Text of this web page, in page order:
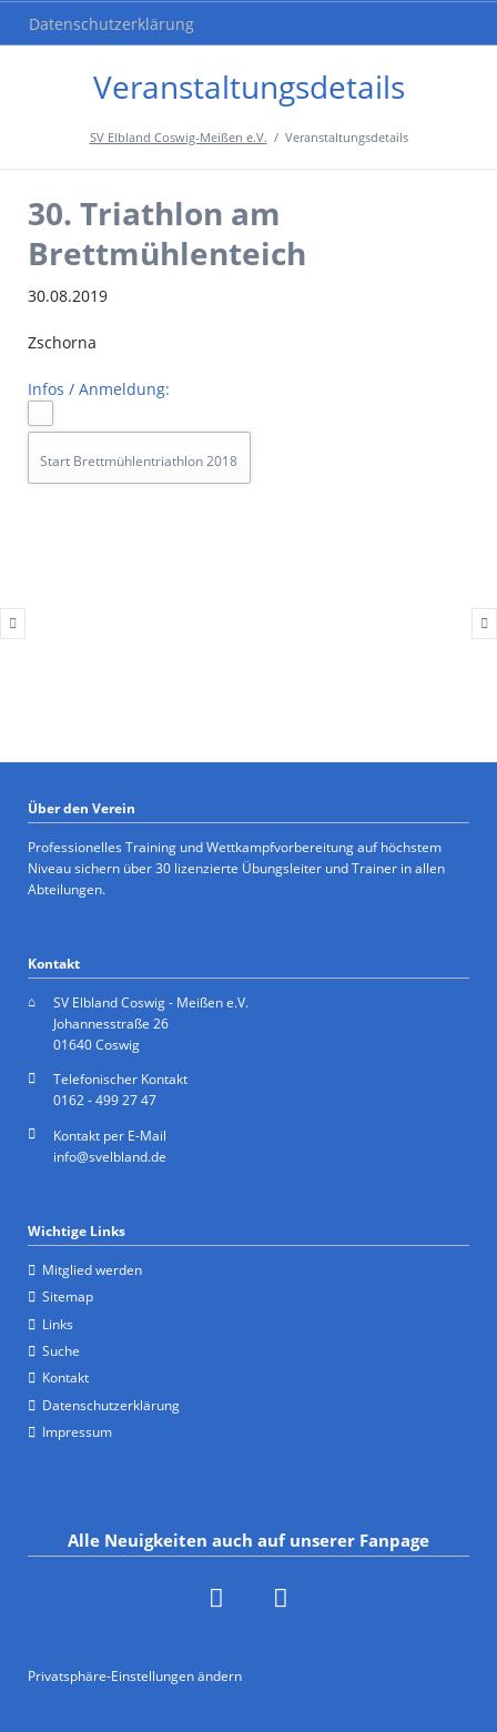
Datenschutzerklärung
Veranstaltungsdetails
SV Elbland Coswig-Meißen e.V. Veranstaltungsdetails
30. Triathlon am
Brettmühlenteich
30.08.2019
Zschorna
Infos / Anmeldung:
Start Brettmühlentriathlon 2018
Über den Verein
Professionelles Training und Wettkampfvorbereitung auf höchstem
Niveau sichern über 30 lizenzierte Übungsleiter und Trainer in allen
Abteilungen.
Kontakt
SV Elbland Coswig - Meißen e.V.
Johannesstraße 26
01640 Coswig
Telefonischer Kontakt
0162 - 499 27 47
Kontakt per E-Mail
info@svelbland.de
Wichtige Links
Mitglied werden
Sitemap
Links
Suche
Kontakt
Datenschutzerklärung
Impressum
Alle Neuigkeiten auch auf unserer Fanpage
Privatsphäre-Einstellungen ändern